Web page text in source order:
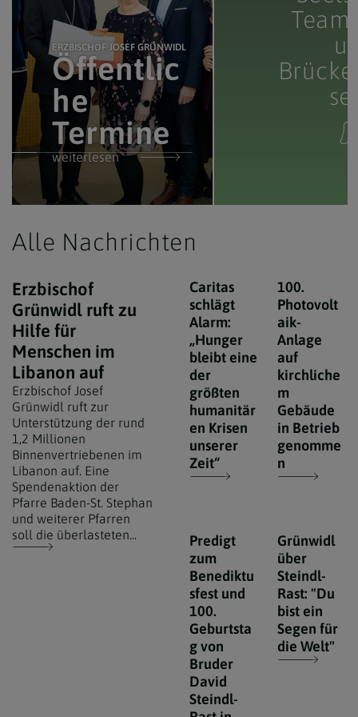
ERZBISCHOF JOSEF GRÜNWIDL
Öffentlic
he
Termine
weiterlesen
ERZBISCHOF JOSEF
Leben
Wirken
Alle Nachrichten
Erzbischof
Grünwidl ruft zu
Hilfe für
Menschen im
Libanon auf
Erzbischof Josef
Grünwidl ruft zur
Unterstützung der rund
1,2 Millionen
Binnenvertriebenen im
Libanon auf. Eine
Spendenaktion der
Pfarre Baden-St. Stephan
und weiterer Pfarren
soll die überlasteten...
Caritas
schlägt
Alarm:
„Hunger
bleibt eine
der
größten
humanitär
en Krisen
unserer
Zeit“
100.
Photovolt
aik-
Anlage
auf
kirchliche
m
Gebäude
in Betrieb
genomme
n
Predigt
zum
Benediktu
sfest und
100.
Geburtsta
g von
Bruder
David
Steindl-
Grünwidl
über
Steindl-
Rast: "Du
bist ein
Segen für
die Welt"